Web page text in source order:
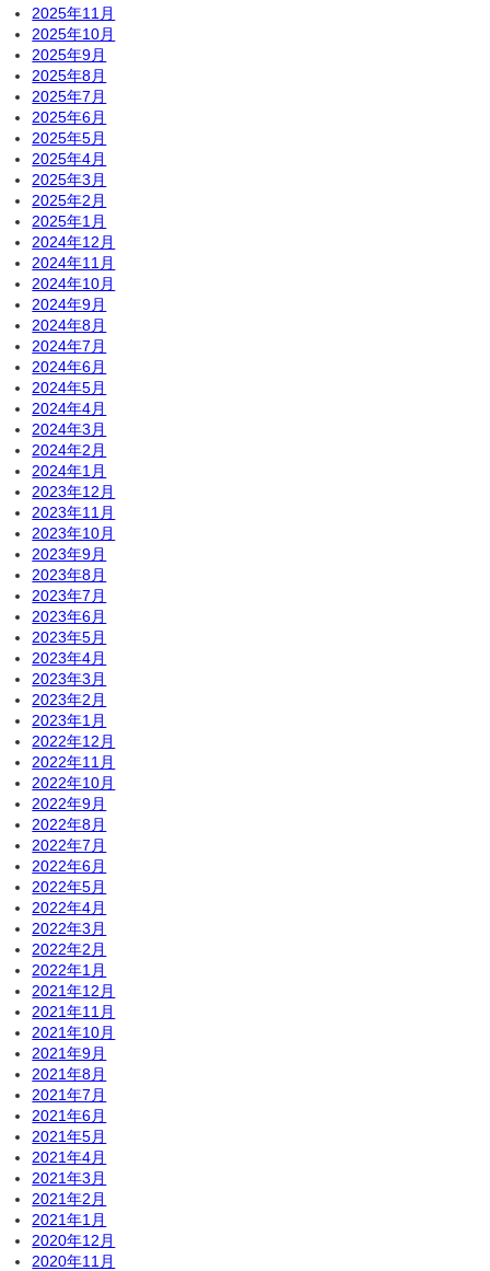
2025年11月
2025年10月
2025年9月
2025年8月
2025年7月
2025年6月
2025年5月
2025年4月
2025年3月
2025年2月
2025年1月
2024年12月
2024年11月
2024年10月
2024年9月
2024年8月
2024年7月
2024年6月
2024年5月
2024年4月
2024年3月
2024年2月
2024年1月
2023年12月
2023年11月
2023年10月
2023年9月
2023年8月
2023年7月
2023年6月
2023年5月
2023年4月
2023年3月
2023年2月
2023年1月
2022年12月
2022年11月
2022年10月
2022年9月
2022年8月
2022年7月
2022年6月
2022年5月
2022年4月
2022年3月
2022年2月
2022年1月
2021年12月
2021年11月
2021年10月
2021年9月
2021年8月
2021年7月
2021年6月
2021年5月
2021年4月
2021年3月
2021年2月
2021年1月
2020年12月
2020年11月